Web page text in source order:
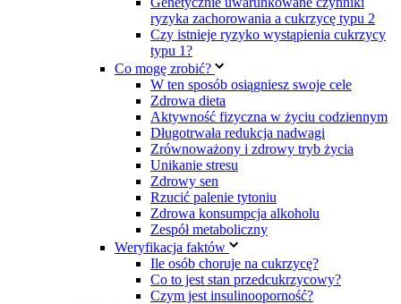
ryzyka zachorowania a cukrzycę typu 2
Czy istnieje ryzyko wystąpienia cukrzycy
typu 1?
Co mogę zrobić?
W ten sposób osiągniesz swoje cele
Zdrowa dieta
Aktywność fizyczna w życiu codziennym
Długotrwała redukcja nadwagi
Zrównoważony i zdrowy tryb życia
Unikanie stresu
Zdrowy sen
Rzucić palenie tytoniu
Zdrowa konsumpcja alkoholu
Zespół metaboliczny
Weryfikacja faktów
Ile osób choruje na cukrzycę?
Co to jest stan przedcukrzycowy?
Czym jest insulinooporność?